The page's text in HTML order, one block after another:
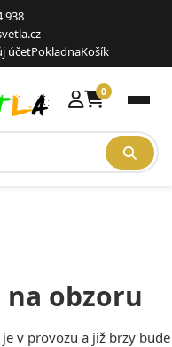
938
účetPokladnaKošík
0
na obzoru
v provozu a již brzy bude